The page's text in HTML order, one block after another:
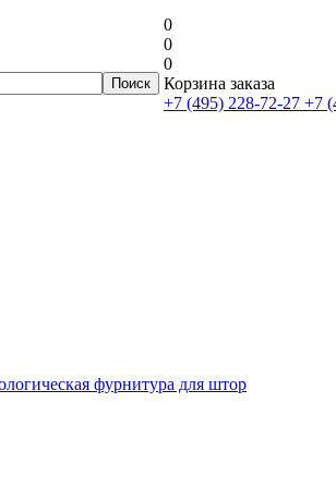
0
0
0
Корзина заказа
+7 (495) 228-72-27 +7
фурнитура для штор